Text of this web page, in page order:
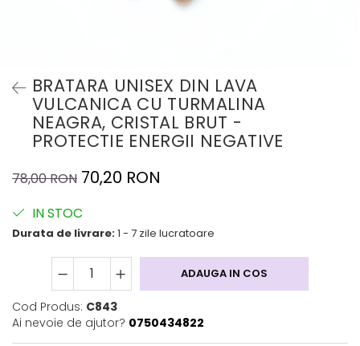
BRATARA UNISEX DIN LAVA
VULCANICA CU TURMALINA
NEAGRA, CRISTAL BRUT -
PROTECTIE ENERGII NEGATIVE
78,00 RON 70,20 RON
IN STOC
Durata de livrare:1 - 7 zile lucratoare
ADAUGA IN COS
Cod Produs: C843
Ai nevoie de ajutor? 0750434822